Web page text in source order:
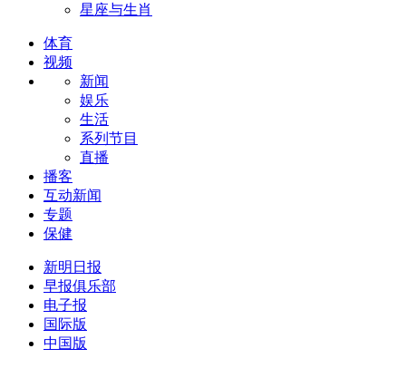
星座与生肖
体育
视频
新闻
娱乐
生活
系列节目
直播
播客
互动新闻
专题
保健
新明日报
早报俱乐部
电子报
国际版
中国版